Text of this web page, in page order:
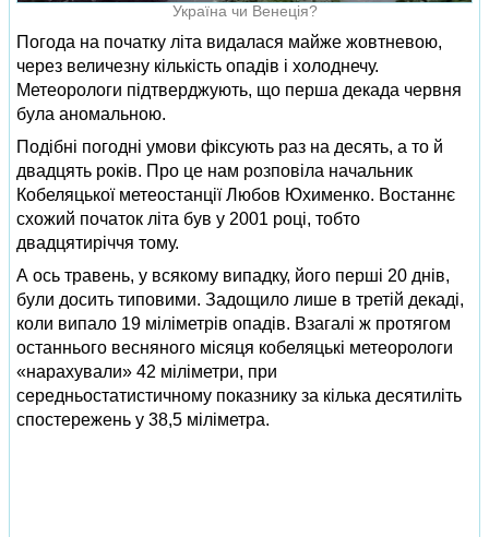
Україна чи Венеція?
Погода на початку літа видалася майже жовтневою,
через величезну кількість опадів і холоднечу.
Метеорологи підтверджують, що перша декада червня
була аномальною.
Подібні погодні умови фіксують раз на десять, а то й
двадцять років. Про це нам розповіла начальник
Кобеляцької метеостанції Любов Юхименко. Востаннє
схожий початок літа був у 2001 році, тобто
двадцятиріччя тому.
А ось травень, у всякому випадку, його перші 20 днів,
були досить типовими. Задощило лише в третій декаді,
коли випало 19 міліметрів опадів. Взагалі ж протягом
останнього весняного місяця кобеляцькі метеорологи
«нарахували» 42 міліметри, при
середньостатистичному показнику за кілька десятиліть
спостережень у 38,5 міліметра.